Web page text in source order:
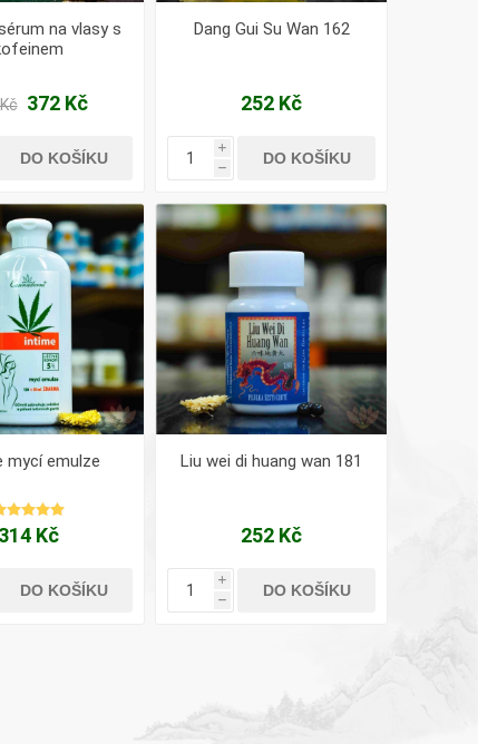
na vlasy s
372 Kč
DO KOŠÍKU
Dang Gui Su Wan 162
252 Kč
i
h
DO KOŠÍKU
mycí emulze
314 Kč
DO KOŠÍKU
Liu wei di huang wan 181
252 Kč
i
h
DO KOŠÍKU